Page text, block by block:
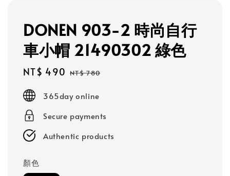
DONEN 903-2 時尚自行
車小帽 21490302 綠色
Sale
NT$ 490 Regular
NT$ 780
365day online
Secure payments
Authentic products
顏色